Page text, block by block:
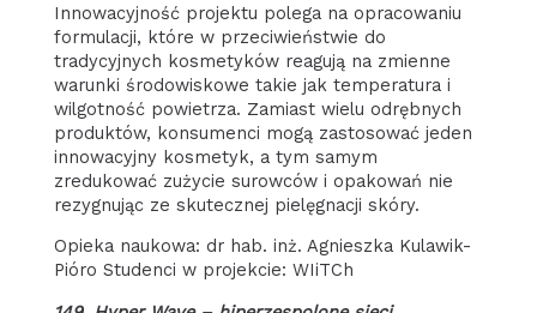
Innowacyjność projektu polega na opracowaniu
formulacji, które w przeciwieństwie do
tradycyjnych kosmetyków reagują na zmienne
warunki środowiskowe takie jak temperatura i
wilgotność powietrza. Zamiast wielu odrębnych
produktów, konsumenci mogą zastosować jeden
innowacyjny kosmetyk, a tym samym
zredukować zużycie surowców i opakowań nie
rezygnując ze skutecznej pielęgnacji skóry.
Opieka naukowa: dr hab. inż. Agnieszka Kulawik-
Pióro Studenci w projekcie: WIiTCh